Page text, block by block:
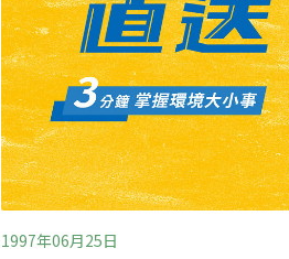
1997年06月25日